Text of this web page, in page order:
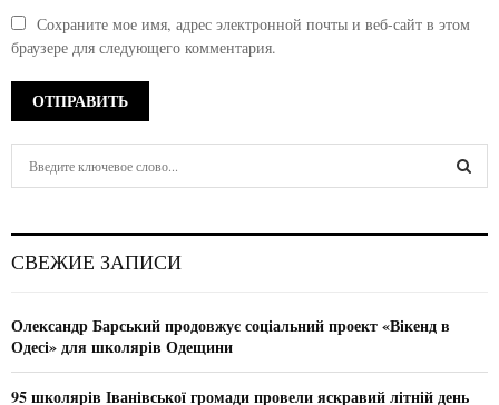
Сохраните мое имя, адрес электронной почты и веб-сайт в этом
браузере для следующего комментария.
h
o
r
СВЕЖИЕ ЗАПИСИ
Олександр Барський продовжує соціальний проект «Вікенд в
Одесі» для школярів Одещини
95 школярів Іванівської громади провели яскравий літній день